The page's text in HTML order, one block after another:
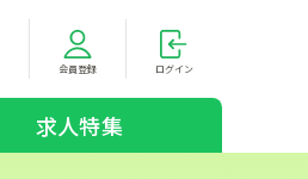
会員登録 ログイン
求人特集